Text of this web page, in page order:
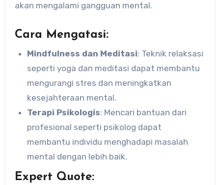
akan mengalami gangguan mental.
Cara Mengatasi:
Mindfulness dan Meditasi: Teknik relaksasi
seperti yoga dan meditasi dapat membantu
mengurangi stres dan meningkatkan
kesejahteraan mental.
Terapi Psikologis: Mencari bantuan dari
profesional seperti psikolog dapat
membantu individu menghadapi masalah
mental dengan lebih baik.
Expert Quote: